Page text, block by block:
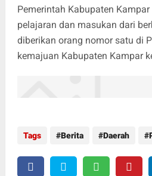
Pemerintah Kabupaten
pelajaran dan masukan dari
diberikan orang nomor satu di
kemajuan Kabupaten Kampar
Tags Berita Daerah